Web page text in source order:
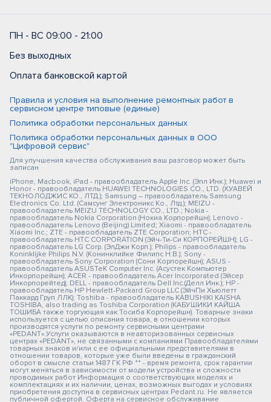
ПН - ВС 09:00 - 21:00
Без выходных
Оплата банковской картой
Правила и условия на выполнение ремонтных работ в
сервисном центре типовые (единые)
Политика обработки персональных данных
Политика обработки персональных данных в ООО
"Цифровой сервис"
Для улучшения качества обслуживания ваш разговор может быть
записан
iPhone, Macbook, iPad - правообладатель Apple Inc. (Эпл Инк.); Huawei и
Honor - правообладатель HUAWEI TECHNOLOGIES CO., LTD. (ХУАВЕЙ
ТЕКНОЛОДЖИС КО., ЛТД.); Samsung – правообладатель Samsung
Electronics Co. Ltd. (Самсунг Электроникс Ко., Лтд.); MEIZU -
правообладатель MEIZU TECHNOLOGY CO., LTD.; Nokia -
правообладатель Nokia Corporation (Нокиа Корпорейшн); Lenovo -
правообладатель Lenovo (Beijing) Limited; Xiaomi - правообладатель
Xiaomi Inc.; ZTE - правообладатель ZTE Corporation; HTC -
правообладатель HTC CORPORATION (Эйч-Ти-Си КОРПОРЕЙШН); LG -
правообладатель LG Corp. (ЭлДжи Корп.); Philips - правообладатель
Koninklijke Philips N.V. (Конинклийке Филипс Н.В.); Sony -
правообладатель Sony Corporation (Сони Корпорейшн); ASUS -
правообладатель ASUSTeK Computer Inc. (Асустек Компьютер
Инкорпорейшн); ACER - правообладатель Acer Incorporated (Эйсер
Инкорпорейтед); DELL - правообладатель Dell Inc.(Делл Инк.); HP -
правообладатель HP Hewlett-Packard Group LLC (ЭйчПи Хьюлетт
Паккард Груп ЛЛК); Toshiba - правообладатель KABUSHIKI KAISHA
TOSHIBA, also trading as Toshiba Corporation (КАБУШИКИ КАЙША
ТОШИБА также торгующая как Тосиба Корпорейшн). Товарные знаки
используется с целью описания товара, в отношении которых
производятся услуги по ремонту сервисными центрами
«PEDANT».Услуги оказываются в неавторизованных сервисных
центрах «PEDANT», не связанными с компаниями Правообладателями
товарных знаков и/или с ее официальными представителями в
отношении товаров, которые уже были введены в гражданский
оборот в смысле статьи 1487 ГК РФ ** - время ремонта, срок гарантии
могут меняться в зависимости от модели устройства и сложности
проводимых работ Информация о соответствующих моделях и
комплектациях и их наличии, ценах, возможных выгодах и условиях
приобретения доступна в сервисных центрах Pedant.ru. Не является
публичной офертой. Оферта на сервисное обслуживание